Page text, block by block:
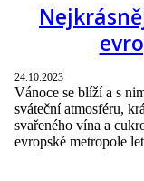
24.10.2023
Vánoce se blíží a s
sváteční atmosféru,
svařeného vína a
evropské metropole